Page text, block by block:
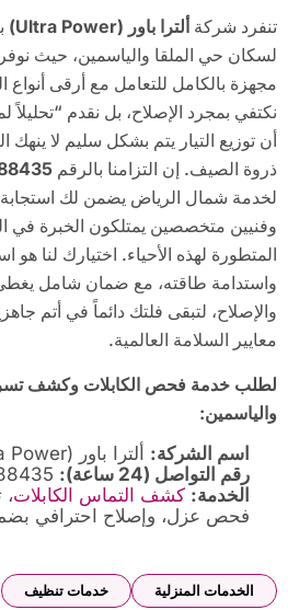
تنفرد شركة ألترا باور (Ultra Power)
لسكان حي الملقا والياسمين، حيث
مجهزة بالكامل للتعامل مع أرقى أنواع
نكتفي بمجرد الإصلاح، بل نقدم “تحليلاً
أن توزيع التيار يتم بشكل سليم لا ينهك
ذروة الصيف. إن التزامنا بالرقم
لخدمة شمال الرياض يضمن لك
وفنيين متخصصين يمتلكون الخبرة في
المتطورة لهذه الأحياء. اختيارك لنا
واستدامة طاقته، مع ضمان شامل
والإصلاح، لتبقى فلتك دائماً في أتم
معايير السلامة العالمية.
لطلب خدمة فحص الكابلات وكشف
والياسمين:
اسم الشركة: ألترا باور (Ultra Power).
رقم التواصل (24 ساعة):
الخدمة: كشف التماس الكابلات،
فحص عزل، وإصلاح احترافي
الخدمات المنزلية خدمات تنظيف